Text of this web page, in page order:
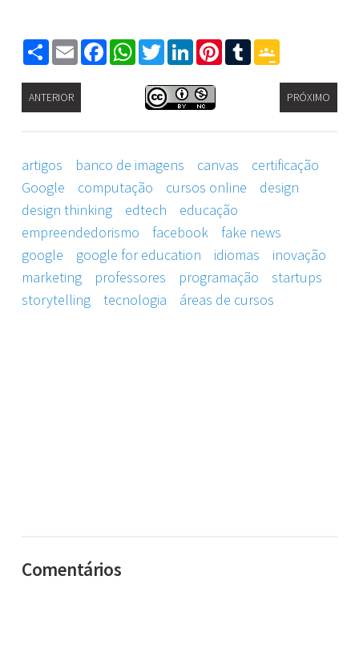
ShareEmailFacebookWhatsApp
TwitterLinkedInPinterest
Tumblr
ANTERIOR PRÓXIMO
artigos banco de imagens canvas
certificação
Google
computação cursos online
design
design thinking
edtech
educação
empreendedorismo
facebook
fake news
google
google for education idiomas
inovação
marketing
professores programação
startups
storytelling
tecnologia áreas de cursos
Comentários